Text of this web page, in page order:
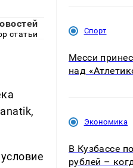
статьи Спорт
Месси
над
Экономика
В Кузбассе
рублей –